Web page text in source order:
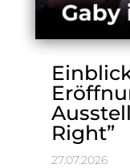
Right”
27.07.2026